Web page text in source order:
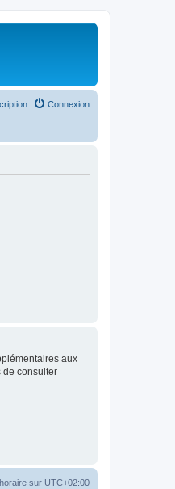
Connexion
aux
de consulter
sur UTC+02:00